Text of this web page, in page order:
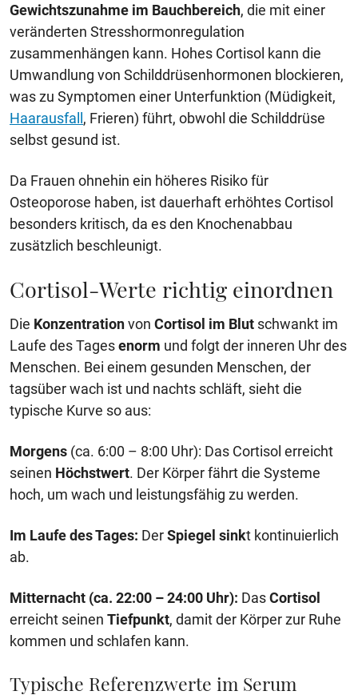
Gewichtszunahme im Bauchbereich, die mit einer
veränderten Stresshormonregulation
zusammenhängen kann. Hohes Cortisol kann die
Umwandlung von Schilddrüsenhormonen blockieren,
was zu Symptomen einer Unterfunktion (Müdigkeit,
Haarausfall, Frieren) führt, obwohl die Schilddrüse
selbst gesund ist.
Da Frauen ohnehin ein höheres Risiko für
Osteoporose haben, ist dauerhaft erhöhtes Cortisol
besonders kritisch, da es den Knochenabbau
zusätzlich beschleunigt.
Cortisol-Werte richtig einordnen
Die Konzentrationvon Cortisol im Blut schwankt im
Laufe des Tagesenorm und folgt der inneren Uhr des
Menschen. Bei einem gesunden Menschen, der
tagsüber wach ist und nachts schläft, sieht die
typische Kurve so aus:
Morgens (ca. 6:00 – 8:00 Uhr): Das Cortisol erreicht
seinen Höchstwert. Der Körper fährt die Systeme
hoch, um wach und leistungsfähig zu werden.
Im Laufe des Tages: DerSpiegel sinkt kontinuierlich
ab.
Mitternacht (ca. 22:00 – 24:00 Uhr): DasCortisol
erreicht seinen Tiefpunkt, damit der Körper zur Ruhe
kommen und schlafen kann.
Typische Referenzwerte im Serum